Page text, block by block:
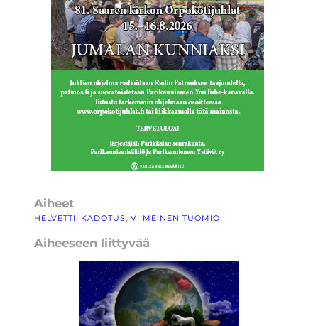
Aiheet
HELVETTI, KADOTUS, VIIMEINEN TUOMIO
Aiheeseen liittyvää